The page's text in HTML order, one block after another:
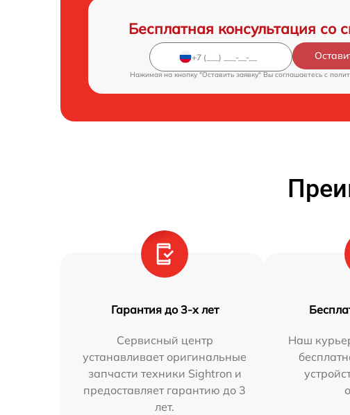
Бесплатная консультация со
Нажимая на кнопку "Оставить заявку" Вы соглашаетесь c
Гарантия до 3-х лет
Сервисный центр
устанавливает оригинальные
запчасти техники Sightron и
предоставляет гарантию до 3
лет.
Наш